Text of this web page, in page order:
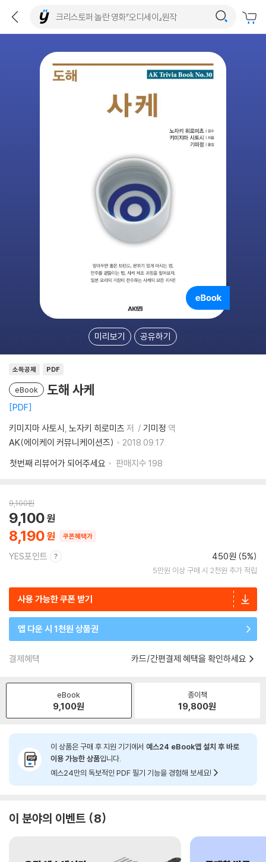
미리보기 공유하기
소득공제 PDF
eBook 도해 사케
PDF
키미지마 사토시 노자키 히로미츠 저 기미정 역
AK(에이케이 커뮤니케이션즈)
2018.09.17.
첫번째 리뷰어가 되어주세요
판매지수 198
9,100원
8,190
9,100
쿠폰혜택가
YES포인트 450원 (5%)
5만원 이상 구매 시 2천원 추가 적립
사용 가능한 쿠폰 받기
앱 다운 시 1천원 상품권
결제혜택 카드/간편결제 혜택을 확인하세요
eBook
9,100원
종이책
19,800원
이 상품은 구매 후 지원 기기에서 예스24 eBook앱 설치 후 바로
이용 가능한 상품입니다.
예스24만의 독보적인 PDF 필기 기능을 경험해 보세요!
이 분야의 이벤트 8